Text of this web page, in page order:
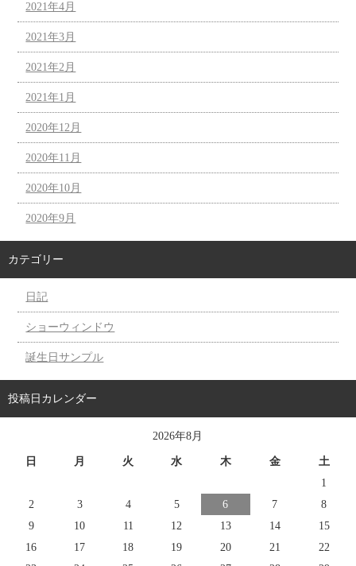
2021年4月
2021年3月
2021年2月
2021年1月
2020年12月
2020年11月
2020年10月
2020年9月
カテゴリー
日記
ショーウィンドウ
誕生日サンプル
投稿日カレンダー
2026年8月
日 月 火 水 木 金
土
1
2
3 4 5 6 7
8
9
10 11 12 13 14
15
16
17 18 19 20 21
22